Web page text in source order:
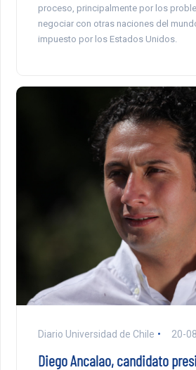
proceso, principalmente por los
negociar con otras naciones del
impuesto por los Estados Unidos.
Diario Universidad de Chile 20-
Diego Ancalao, candidato